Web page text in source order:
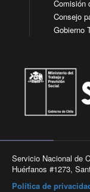
Comisión
Consejo
Gobierno
Servicio Nacional de
Huérfanos #1273,
Política de